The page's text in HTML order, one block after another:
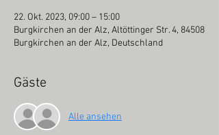
22. Okt. 2023, 09:00 – 15:00
Burgkirchen an der Alz, Altöttinger Str. 4, 84508
Burgkirchen an der Alz, Deutschland
Gäste
Alle ansehen